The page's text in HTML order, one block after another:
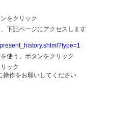
をクリック
下記ページにアクセスします
使う」ボタンをクリック
ック
作をお願いしてください